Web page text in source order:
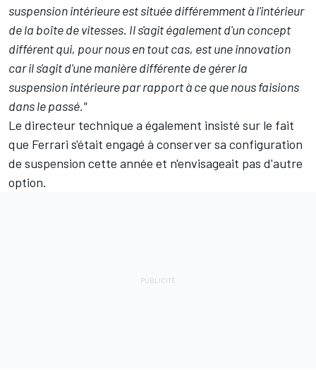
suspension intérieure est située différemment à l'intérieur
de la boîte de vitesses. Il s'agit également d'un concept
différent qui, pour nous en tout cas, est une innovation
car il s'agit d'une manière différente de gérer la
suspension intérieure par rapport à ce que nous faisions
dans le passé."
Le directeur technique a également insisté sur le fait
que Ferrari s'était engagé à conserver sa configuration
de suspension cette année et n'envisageait pas d'autre
option.